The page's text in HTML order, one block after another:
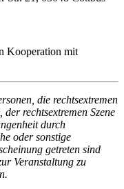
Kooperation mit
die rechtsextremen
rechtsextremen Szene
durch
oder sonstige
getreten sind
Veranstaltung zu